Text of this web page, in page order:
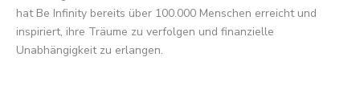
hat Be Infinity bereits über 100.000 Menschen erreicht und
inspiriert, ihre Träume zu verfolgen und finanzielle
Unabhängigkeit zu erlangen.